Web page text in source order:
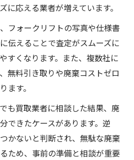
に応える業者が増えています。
フォークリフトの写真や仕様書
伝えることで査定がスムーズに
すくなります。また、複数社に
無料引き取りや廃棄コストゼロ
ます。
も買取業者に相談した結果、廃
できたケースがあります。逆
かないと判断され、無駄な廃棄
ため、事前の準備と相談が重要